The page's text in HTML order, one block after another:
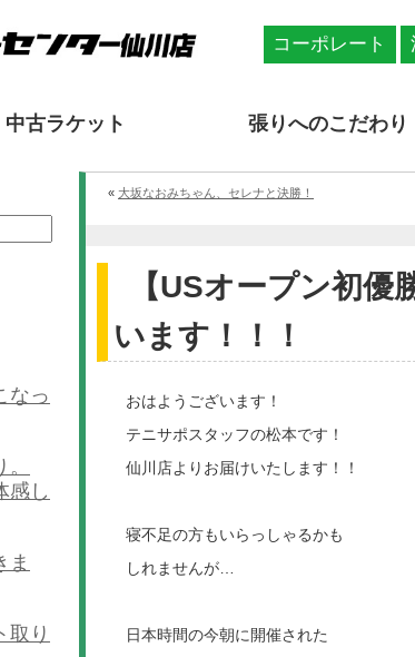
コーポレート
中古ラケット 張りへのこだわり
なっ
感し
ま
取り
« 大坂なおみちゃん、セレナと決勝！
【USオープン初
います！！！
おはようございます！
テニサポスタッフの松本です！
仙川店よりお届けいたします！！
寝不足の方もいらっしゃるかも
しれませんが…
日本時間の今朝に開催された